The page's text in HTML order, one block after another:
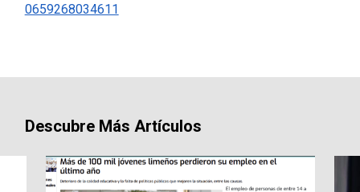
0659268034611
Descubre Más Artículos